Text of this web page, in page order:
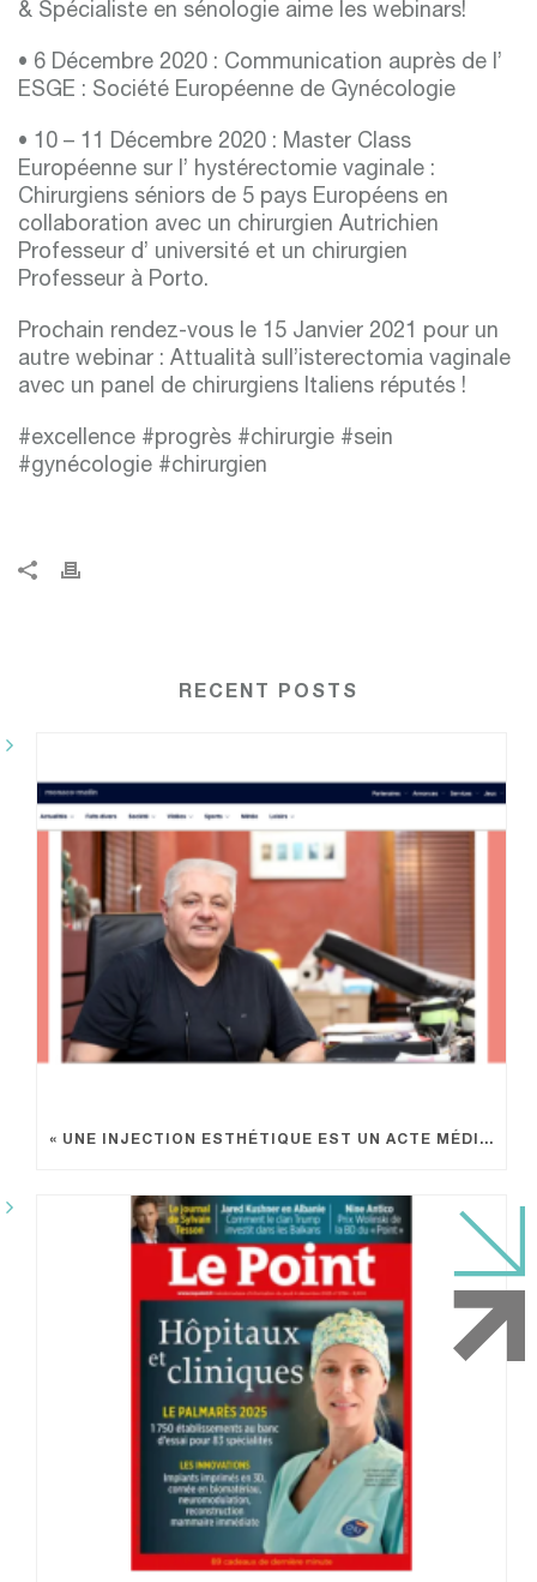
& Spécialiste en sénologie aime les webinars!
• 6 Décembre 2020 : Communication auprès de l’
ESGE : Société Européenne de Gynécologie
• 10 – 11 Décembre 2020 : Master Class
Européenne sur l’ hystérectomie vaginale :
Chirurgiens séniors de 5 pays Européens en
collaboration avec un chirurgien Autrichien
Professeur d’ université et un chirurgien
Professeur à Porto.
Prochain rendez-vous le 15 Janvier 2021 pour un
autre webinar : Attualità sull’isterectomia vaginale
avec un panel de chirurgiens Italiens réputés !
#excellence #progrès #chirurgie #sein
#gynécologie #chirurgien
RECENT POSTS
« UNE INJECTION ESTHÉTIQUE EST UN ACTE MÉDICAL »